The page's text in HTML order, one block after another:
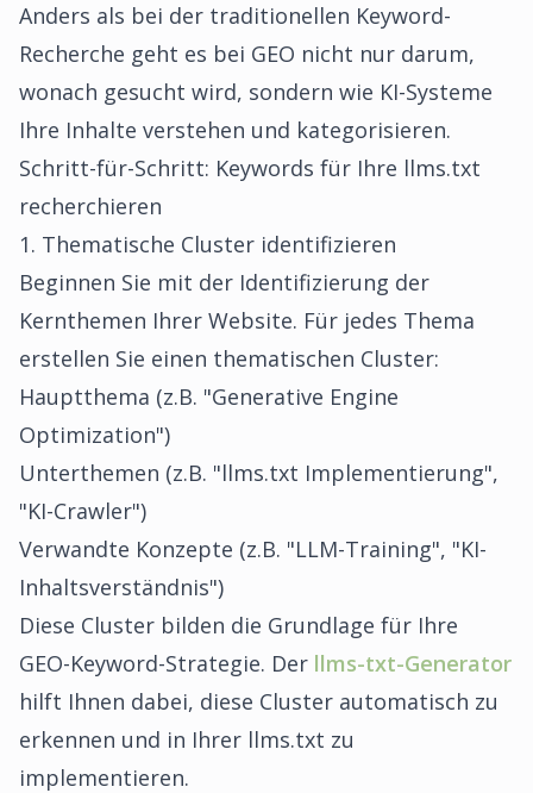
Anders als bei der traditionellen Keyword-
Recherche geht es bei GEO nicht nur darum,
wonach gesucht wird, sondern wie KI-Systeme
Ihre Inhalte verstehen und kategorisieren.
Schritt-für-Schritt: Keywords für Ihre llms.txt
recherchieren
1. Thematische Cluster identifizieren
Beginnen Sie mit der Identifizierung der
Kernthemen Ihrer Website. Für jedes Thema
erstellen Sie einen thematischen Cluster:
Hauptthema (z.B. "Generative Engine
Optimization")
Unterthemen (z.B. "llms.txt Implementierung",
"KI-Crawler")
Verwandte Konzepte (z.B. "LLM-Training", "KI-
Inhaltsverständnis")
Diese Cluster bilden die Grundlage für Ihre
GEO-Keyword-Strategie. Der llms-txt-Generator
hilft Ihnen dabei, diese Cluster automatisch zu
erkennen und in Ihrer llms.txt zu
implementieren.